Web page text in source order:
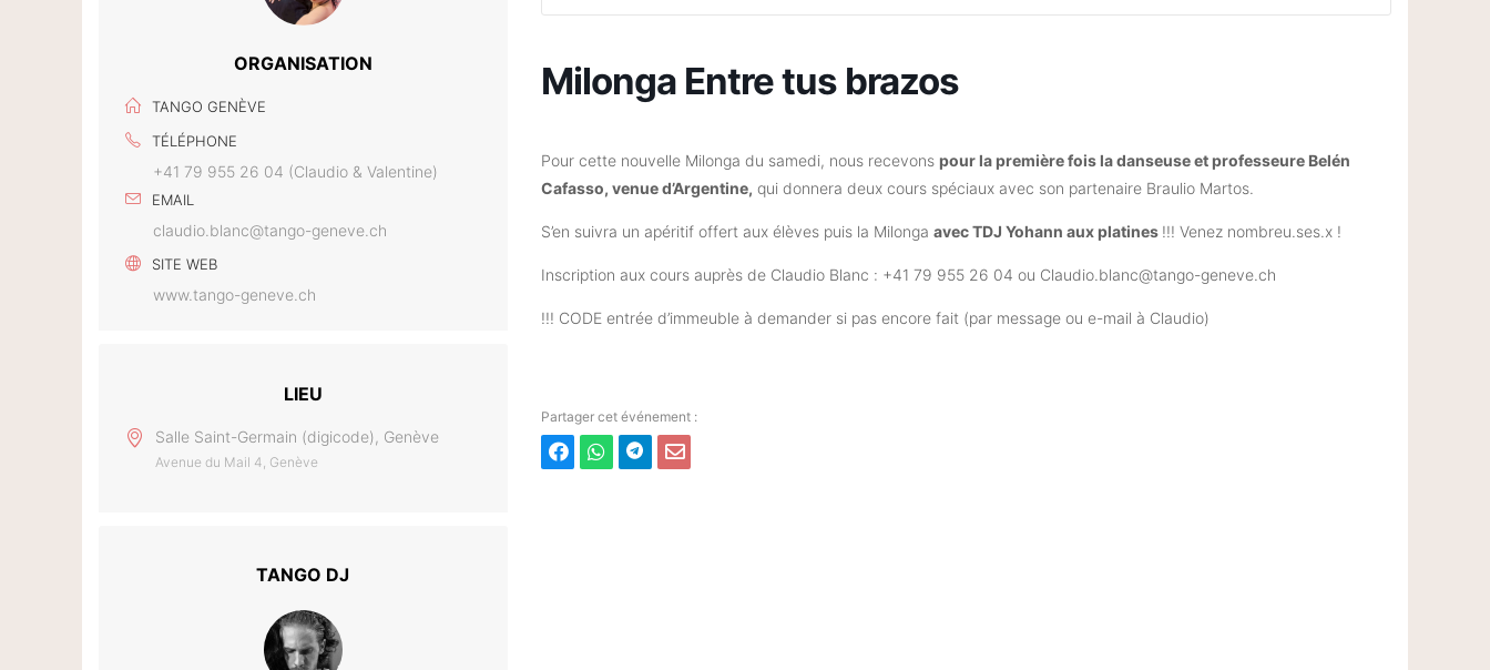
ORGANISATION
TANGO GENÈVE
TÉLÉPHONE
+41 79 955 26 04 (Claudio & Valentine)
EMAIL
claudio.blanc@tango-geneve.ch
SITE WEB
www.tango-geneve.ch
LIEU
Salle Saint-Germain (digicode), Genève
Avenue du Mail 4, Genève
TANGO DJ
Milonga Entre tus brazos
Pour cette nouvelle Milonga du samedi, nous recevons pour la première fois la danseuse et professeure Belén
Cafasso, venue d’Argentine, qui donnera deux cours spéciaux avec son partenaire Braulio Martos.
S’en suivra un apéritif offert aux élèves puis la Milonga avec TDJ Yohann aux platines !!! Venez nombreu.ses.x !
Inscription aux cours auprès de Claudio Blanc : +41 79 955 26 04 ou Claudio.blanc@tango-geneve.ch
!!! CODE entrée d’immeuble à demander si pas encore fait (par message ou e-mail à Claudio)